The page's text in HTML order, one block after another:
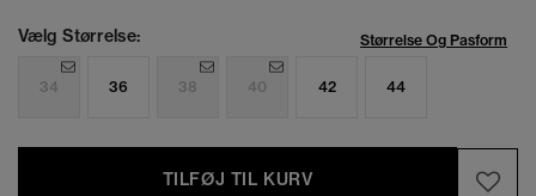
Vælg Størrelse: Størrelse Og Pasform
34 36 38 40 42 44
TILFØJ TIL KURV